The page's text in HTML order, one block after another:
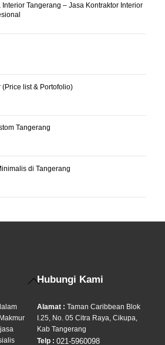
Interior Tangerang – Jasa Kontraktor Interior
(Price list & Portofolio)
Tangerang
di Tangerang
Back
Hubungi Kami
Alamat : Taman Caribbean Blok
I.25, No. 05 Citra Raya, Cikupa,
Kab Tangerang
Telp :021-5960098